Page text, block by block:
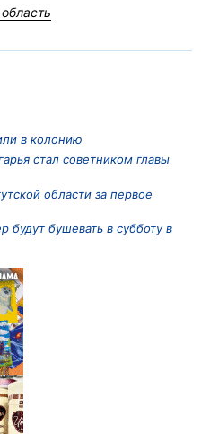
в колонию
стал советником главы
области за первое
будут бушевать в субботу в